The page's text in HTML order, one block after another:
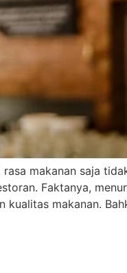
makanan saja
Faktanya,
makanan.